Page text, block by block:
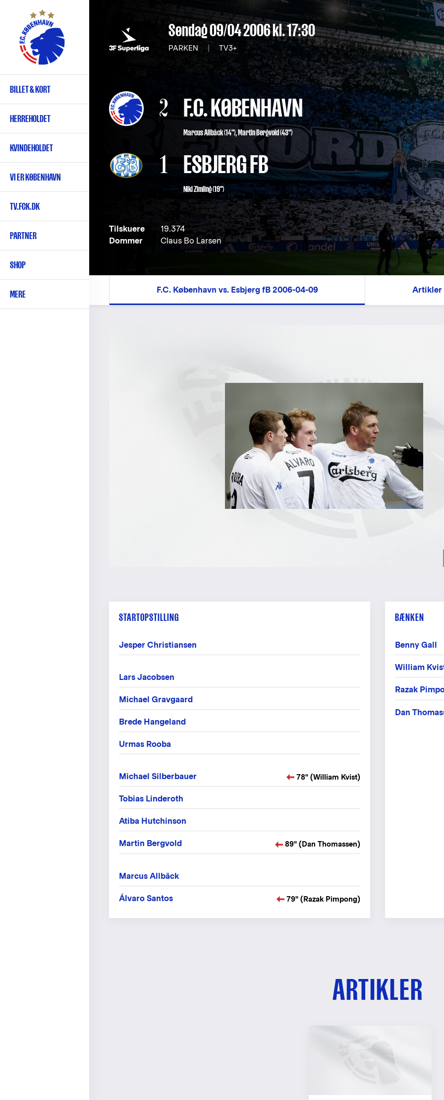
hovedindhold
Primær
navigation
BILLET & KORT
HERREHOLDET
KVINDEHOLDET
VI ER KØBENHAVN
TV.FCK.DK
PARTNER
SHOP
MERE
Søndag 09/04 2006kl. 17:30
PARKEN TV3+
2 F.C. KØBENHAVN
Marcus Allbäck(14"),Martin Bergvold(43")
1 ESBJERG FB
Niki Zimling (19")
Tilskuere
19.374
Dommer
Claus Bo Larsen
F.C. København vs. Esbjerg fB 2006-04-09 Artikler
STARTOPSTILLING
Jesper Christiansen
Lars Jacobsen
Michael Gravgaard
Brede Hangeland
Urmas Rooba
Michael Silberbauer 78" (William Kvist)
Tobias Linderoth
Atiba Hutchinson
Martin Bergvold 89" (Dan Thomassen)
Marcus Allbäck
Álvaro Santos 79" (Razak Pimpong)
BÆNKEN
Benny Gall
William
Razak
Dan
ARTIKLER